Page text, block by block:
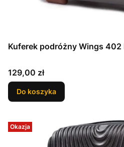
Kuferek podróżny Wings 402
Cena
129,00 zł
Do koszyka
Okazja